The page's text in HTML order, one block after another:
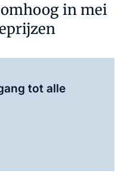
in mei
tot alle